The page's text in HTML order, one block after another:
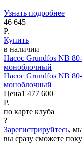
Узнать подробнее
46 645
Р.
Купить
в наличии
Насос Grundfos NB
моноблочный
Насос Grundfos NB
моноблочный
Цена1 477 600
Р.
по карте клуба
?
Зарегистрируйтесь,
вы сразу сможете